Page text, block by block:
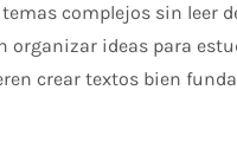
complejos sin leer
organizar ideas para
crear textos bien